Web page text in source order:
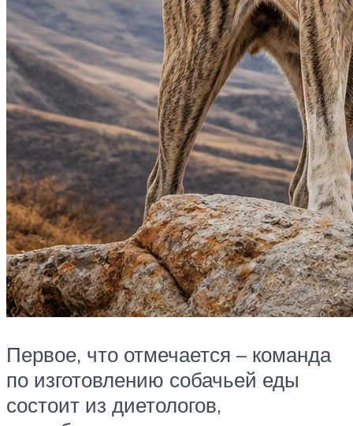
Первое, что отмечается – команда
по изготовлению собачьей еды
состоит из диетологов,